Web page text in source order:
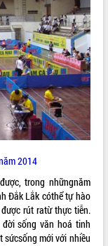
2014
trong nhữngnăm
Đắk Lắk cóthể tự hào
rút ratừ thực tiễn.
sống văn hoá tinh
mới với nhiều